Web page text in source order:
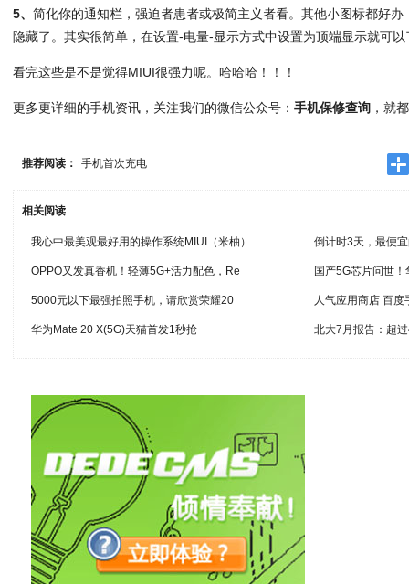
5、简化你的通知栏，强迫者患者或极简主义者看。其他小图标都好
隐藏了。其实很简单，在设置-电量-显示方式中设置为顶端显示就可以
看完这些是不是觉得MIUI很强力呢。哈哈哈！！！
更多更详细的手机资讯，关注我们的微信公众号：手机保修查询 ，就
推荐阅读： 手机首次充电
相关阅读
我心中最美观最好用的操作系统MIUI（米柚） 倒计时3天，最便
OPPO又发真香机！轻薄5G+活力配色，Re 国产5G芯片问世
5000元以下最强拍照手机，请欣赏荣耀20 人气应用商店 百
华为Mate 20 X(5G)天猫首发1秒抢 北大7月报告：超